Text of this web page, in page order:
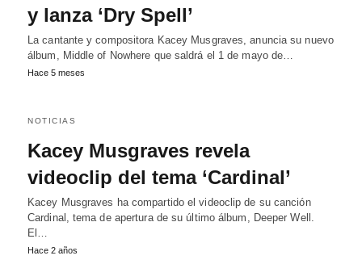
y lanza ‘Dry Spell’
La cantante y compositora Kacey Musgraves, anuncia su nuevo
álbum, Middle of Nowhere que saldrá el 1 de mayo de…
Hace 5 meses
NOTICIAS
Kacey Musgraves revela
videoclip del tema ‘Cardinal’
Kacey Musgraves ha compartido el videoclip de su canción
Cardinal, tema de apertura de su último álbum, Deeper Well.
El…
Hace 2 años